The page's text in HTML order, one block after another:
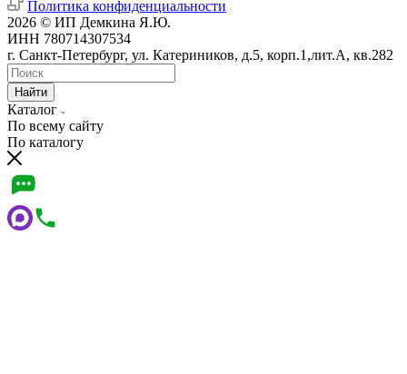
Политика конфиденциальности
2026 © ИП Демкина Я.Ю.
ИНН 780714307534
г. Санкт-Петербург, ул. Катериников, д.5, корп.1,лит.А, кв.282
Найти
Каталог
По всему сайту
По каталогу